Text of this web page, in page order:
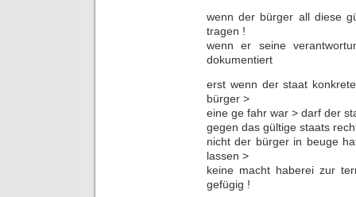
wenn der bürger all diese
tragen !
wenn er seine
dokumentiert
erst wenn der staat
bürger >
eine ge fahr war > darf der
gegen das gültige staats
nicht der bürger in beuge
lassen >
keine macht haberei zur
gefügig !